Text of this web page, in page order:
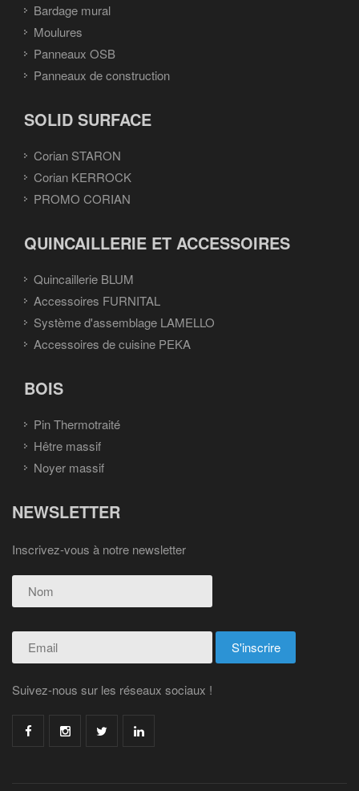
Bardage mural
Moulures
Panneaux OSB
Panneaux de construction
SOLID SURFACE
Corian STARON
Corian KERROCK
PROMO CORIAN
QUINCAILLERIE ET ACCESSOIRES
Quincaillerie BLUM
Accessoires FURNITAL
Système d'assemblage LAMELLO
Accessoires de cuisine PEKA
BOIS
Pin Thermotraité
Hêtre massif
Noyer massif
NEWSLETTER
Inscrivez-vous à notre newsletter
Suivez-nous sur les réseaux sociaux !